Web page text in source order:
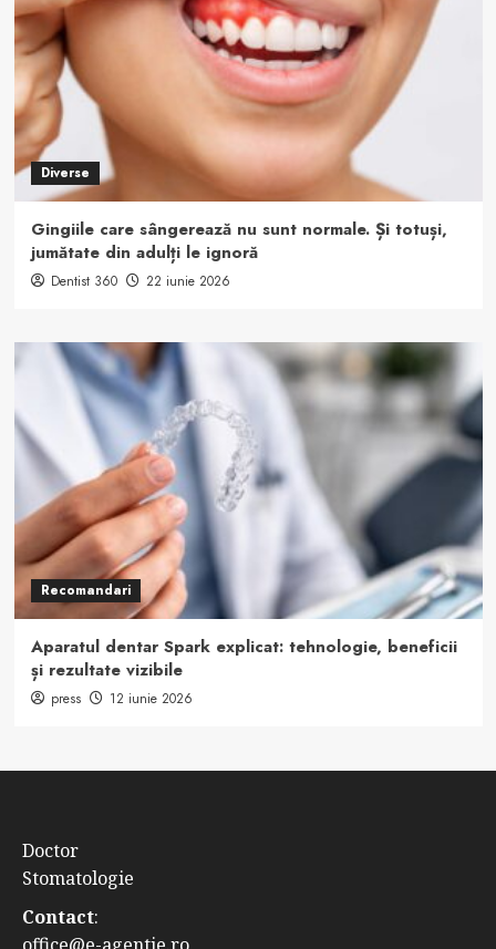
Diverse
Gingiile care sângerează nu sunt normale. Și totuși,
jumătate din adulți le ignoră
Dentist 360 22 iunie 2026
Recomandari
Aparatul dentar Spark explicat: tehnologie, beneficii
și rezultate vizibile
press 12 iunie 2026
Doctor
Stomatologie
Contact: